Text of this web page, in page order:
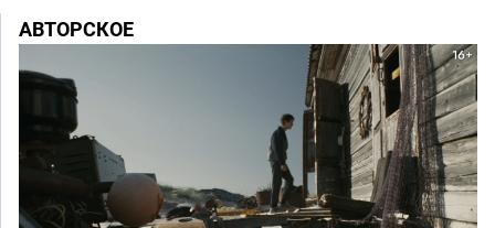
АВТОРСКОЕ